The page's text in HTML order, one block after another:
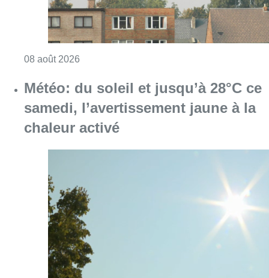
08 août 2026Consulter l'article "Météo: du soleil et
Coups de feu sur fond de “rivalité
amoureuse” à Uccle: une personne
blessée à la jambe